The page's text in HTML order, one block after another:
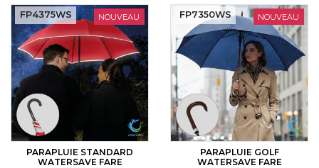
NOUVEAU
PARAPLUIE STANDARD
WATERSAVE FARE
FP4375WS NOUVEAU
PARAPLUIE GOLF
WATERSAVE FARE
FP7350WS